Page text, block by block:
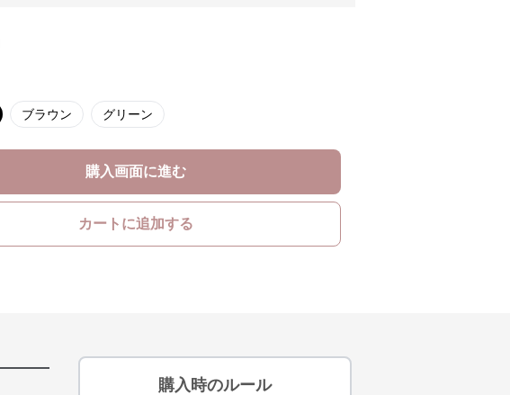
ブラウン グリーン
購入画面に進む
カートに追加する
購入時のルール